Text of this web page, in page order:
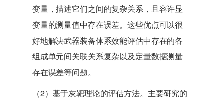
变量，描述它们之间的复杂关系，且容许显
变量的测量值中存在误差。这些优点可以很
好地解决武器装备体系效能评估中存在的各
组成单元间关联关系复杂以及定量数据测量
存在误差等问题。
（2）基于灰靶理论的评估方法。主要研究的